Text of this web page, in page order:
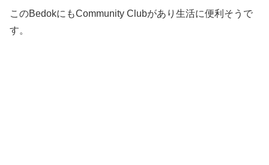
このBedokにもCommunity Clubがあり生活に便利そうで
す。